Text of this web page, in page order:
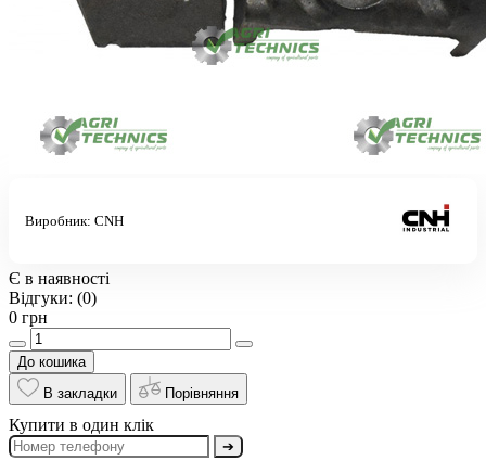
Виробник: CNH
Є в наявності
Відгуки: (0)
0 грн
До кошика
В закладки
Порівняння
Купити в один клік
➔